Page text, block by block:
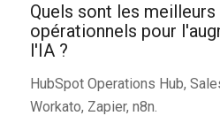
Quels sont les
opérationnels pour
l'IA ?
HubSpot Operations Hub,
Workato, Zapier, n8n.